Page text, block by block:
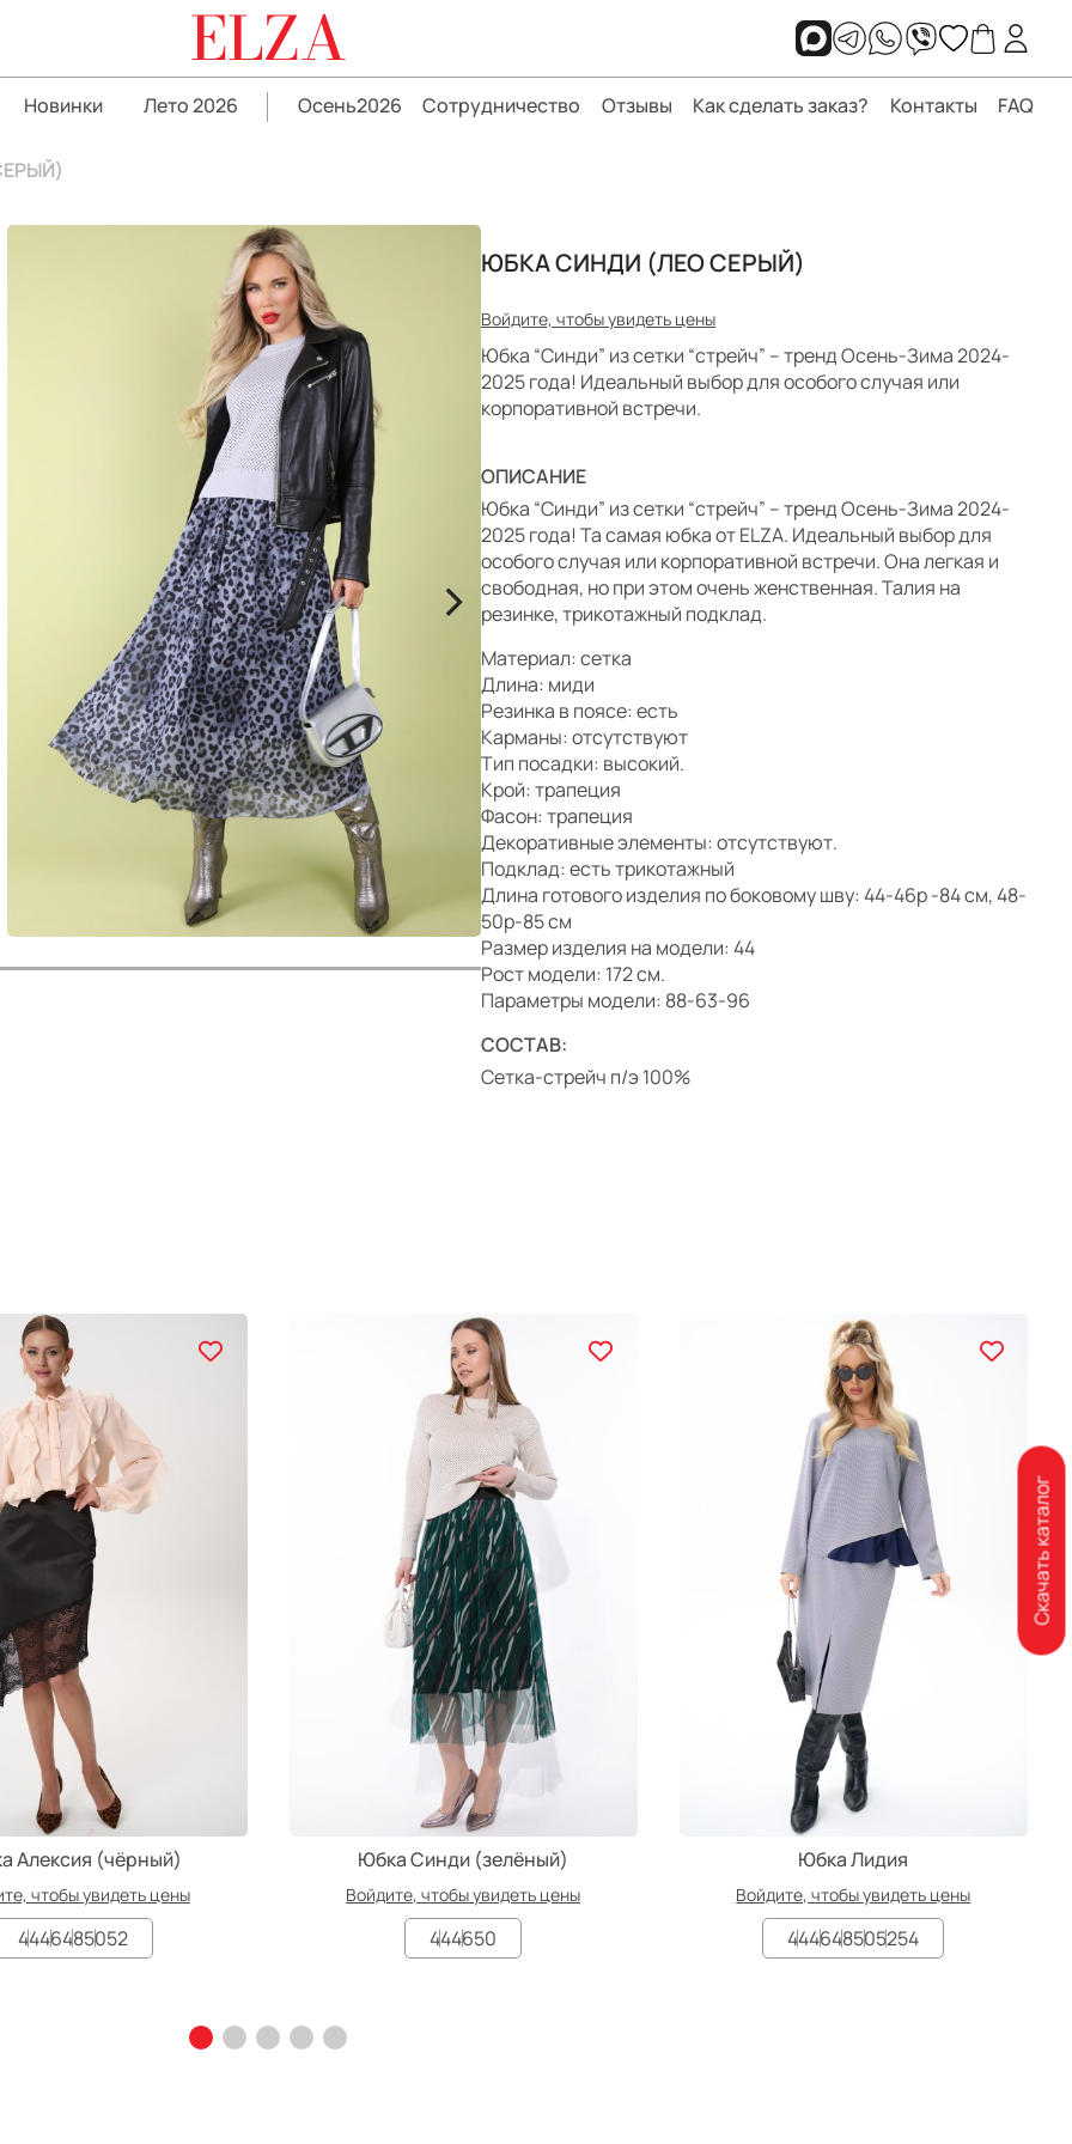
ELZA
Новинки Лето 2026 Осень2026 Сотрудничество Отзывы Как сделать заказ? Контакты FAQ
>
ЮБКА СИНДИ (ЛЕО СЕРЫЙ)
Войдите, чтобы увидеть цены
Юбка “Синди” из сетки “стрейч” – тренд Осень-Зима 2024-
2025 года! Идеальный выбор для особого случая или
корпоративной встречи.
ОПИСАНИЕ
Юбка “Синди” из сетки “стрейч” – тренд Осень-Зима 2024-
2025 года! Та самая юбка от ELZA. Идеальный выбор для
особого случая или корпоративной встречи. Она легкая и
свободная, но при этом очень женственная. Талия на
резинке, трикотажный подклад.
Материал: сетка
Длина: миди
Резинка в поясе: есть
Карманы: отсутствуют
Тип посадки: высокий.
Крой: трапеция
Фасон: трапеция
Декоративные элементы: отсутствуют.
Подклад: есть трикотажный
Длина готового изделия по боковому шву: 44-46р -84 см, 48-
50р-85 см
Размер изделия на модели: 44
Рост модели: 172 см.
Параметры модели: 88-63-96
СОСТАВ:
Сетка-стрейч п/э 100%
Алексия (чёрный)
чтобы увидеть цены
4446485052
Юбка Синди (зелёный)
Войдите, чтобы увидеть цены
444650
Юбка Лидия
Войдите, чтобы увидеть цены
444648505254
Скачать каталог